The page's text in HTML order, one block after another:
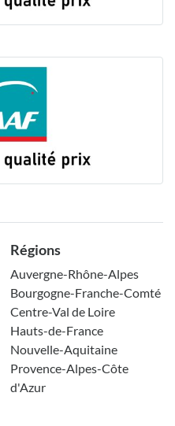
Régions
Auvergne-Rhône-Alpes
Bourgogne-Franche-Comté
Centre-Val de Loire
Hauts-de-France
Nouvelle-Aquitaine
Provence-Alpes-Côte
d'Azur